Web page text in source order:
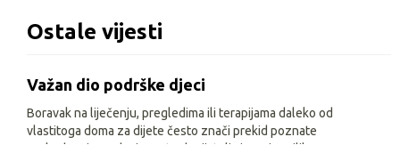
Ostale vijesti
Važan dio podrške djeci
Boravak na liječenju, pregledima ili terapijama daleko od
vlastitoga doma za dijete često znači prekid poznate
svakodnevice, odvojenost od prijatelja i manje prilika za